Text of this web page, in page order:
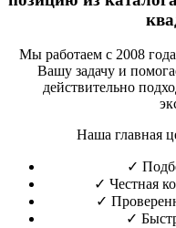
Мы работаем с 2008
Вашу задачу и
действительно
Наша главная
✓
✓ Честная
✓
✓